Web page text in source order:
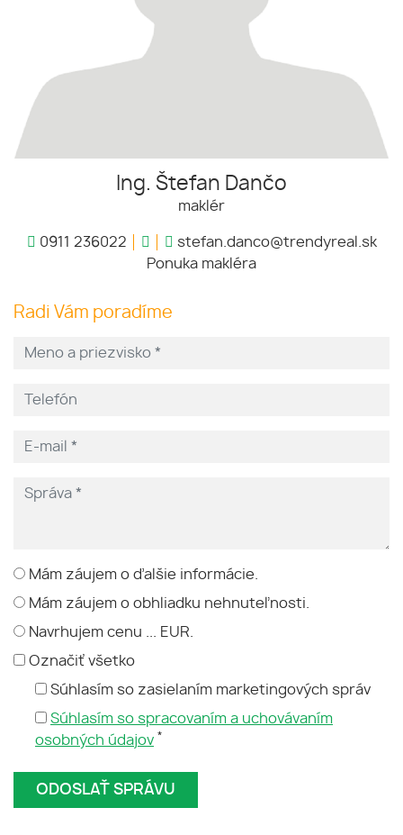
Ing. Štefan Dančo
maklér
0911 236022
stefan.danco@trendyreal.sk
Ponuka makléra
Radi Vám poradíme
Mám záujem o ďalšie informácie.
Mám záujem o obhliadku nehnuteľnosti.
Navrhujem cenu ... EUR.
Označiť všetko
Súhlasím so zasielaním marketingových správ
Súhlasím so spracovaním a uchovávaním
osobných údajov *